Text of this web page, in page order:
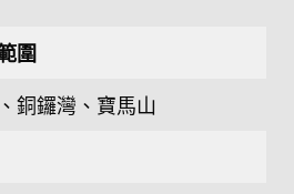
圍
銅鑼灣、寶馬山